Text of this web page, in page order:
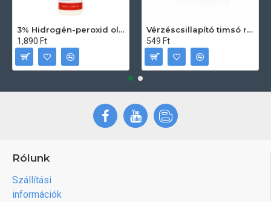
3% Hidrogén-peroxid oldat (sebfertőtlenítő) 100ml
1,890 Ft
Vérzéscsillapító timsó rúd 20db
549 Ft
Rólunk
Szállítási
információk